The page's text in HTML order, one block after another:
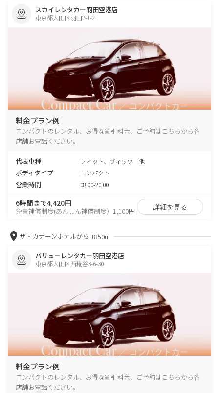
スカイレンタカー羽田空港店
東京都大田区羽田2-1-2
料金プラン例
コンパクトのレンタル、お得な割引料金、ご予約はこちらから各
店舗お電話ください。
代表車種 フィット、ヴィッツ 他
ボディタイプ コンパクト
営業時間 08:00-20:00
6時間まで4,420円
免責補償制度(あんしん補償制度）1,100円 詳細を見る
ザ・カナーンホテルから 1850m
バリューレンタカー羽田空港店
東京都大田区西糀谷3-6-30
料金プラン例
コンパクトのレンタル、お得な割引料金、ご予約はこちらから各
店舗お電話ください。